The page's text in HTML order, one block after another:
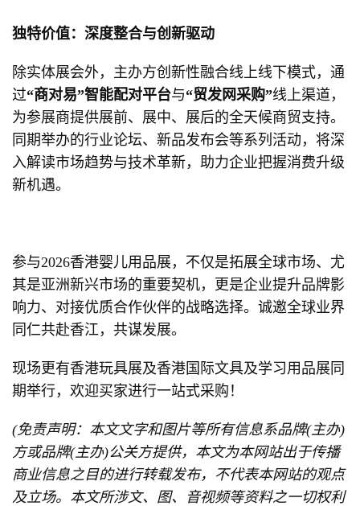
独特价值：深度整合与创新驱动
除实体展会外，主办方创新性融合线上线下模式，通
过“商对易”智能配对平台与“贸发网采购”线上渠道，
为参展商提供展前、展中、展后的全天候商贸支持。
同期举办的行业论坛、新品发布会等系列活动，将深
入解读市场趋势与技术革新，助力企业把握消费升级
新机遇。
参与2026香港婴儿用品展，不仅是拓展全球市场、尤
其是亚洲新兴市场的重要契机，更是企业提升品牌影
响力、对接优质合作伙伴的战略选择。诚邀全球业界
同仁共赴香江，共谋发展。
现场更有香港玩具展及香港国际文具及学习用品展同
期举行，欢迎买家进行一站式采购！
(免责声明：本文文字和图片等所有信息系品牌(主办)
方或品牌(主办)公关方提供，本文为本网站出于传播
商业信息之目的进行转载发布，不代表本网站的观点
及立场。本文所涉文、图、音视频等资料之一切权利